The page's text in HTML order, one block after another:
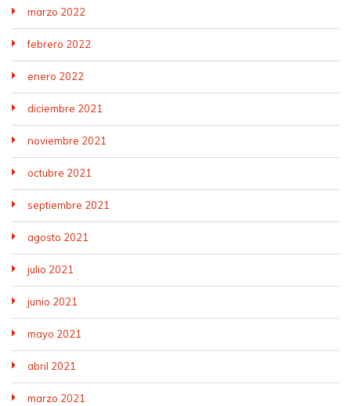
marzo 2022
febrero 2022
enero 2022
diciembre 2021
noviembre 2021
octubre 2021
septiembre 2021
agosto 2021
julio 2021
junio 2021
mayo 2021
abril 2021
marzo 2021